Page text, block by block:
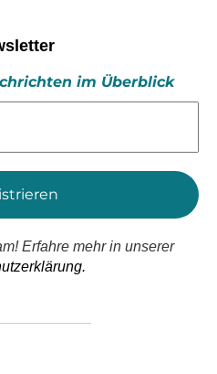
im Überblick
Erfahre mehr in unserer